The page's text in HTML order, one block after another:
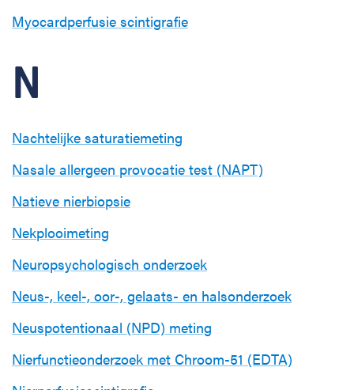
Myocardperfusie scintigrafie
N
Nachtelijke saturatiemeting
Nasale allergeen provocatie test (NAPT)
Natieve nierbiopsie
Nekplooimeting
Neuropsychologisch onderzoek
Neus-, keel-, oor-, gelaats- en halsonderzoek
Neuspotentionaal (NPD) meting
Nierfunctieonderzoek met Chroom-51 (EDTA)